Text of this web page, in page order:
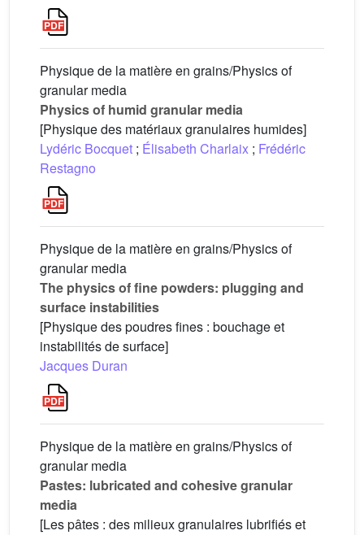
Physique de la matière en grains/Physics of
granular media
Physics of humid granular media
[Physique des matériaux granulaires humides]
Lydéric Bocquet ; Élisabeth Charlaix ; Frédéric
Restagno
Physique de la matière en grains/Physics of
granular media
The physics of fine powders: plugging and
surface instabilities
[Physique des poudres fines : bouchage et
instabilités de surface]
Jacques Duran
Physique de la matière en grains/Physics of
granular media
Pastes: lubricated and cohesive granular
media
[Les pâtes : des milieux granulaires lubrifiés et